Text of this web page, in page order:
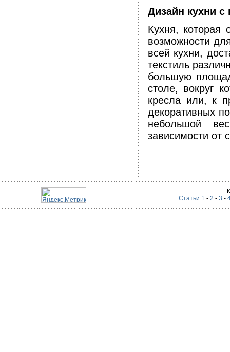
Дизайн кухни
Кухня, которая
возможности
всей кухни,
текстиль
большую
столе, вокруг
кресла или, к
декоративных
небольшой
зависимости от
Статьи 1 - 2 - 3 -